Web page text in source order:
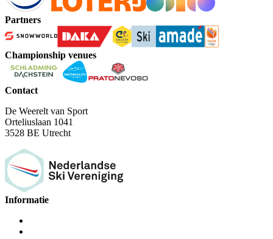
Partners
Championship venues
Contact
De Weerelt van Sport
Orteliuslaan 1041
3528 BE Utrecht
Informatie